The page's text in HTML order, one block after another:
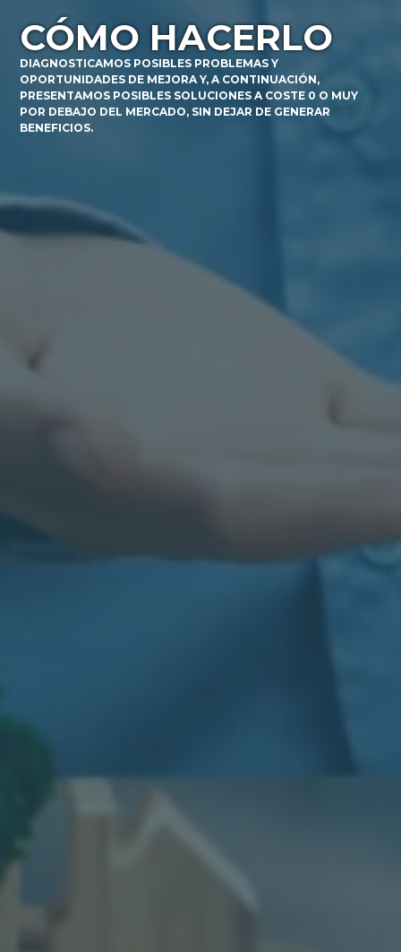
CÓMO HACERLO
DIAGNOSTICAMOS POSIBLES PROBLEMAS Y
OPORTUNIDADES DE MEJORA Y, A CONTINUACIÓN,
PRESENTAMOS POSIBLES SOLUCIONES A COSTE 0 O MUY
POR DEBAJO DEL MERCADO, SIN DEJAR DE GENERAR
BENEFICIOS.